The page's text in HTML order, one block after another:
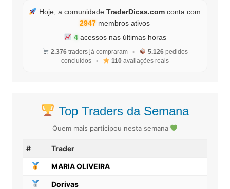
Hoje, a comunidadeTraderDicas.com conta com
2947 membros ativos
4acessos nas últimas horas
2.376traders já compraram • 5.126pedidos
concluídos
• 110avaliações reais
Top Traders da Semana
Quem mais participou nesta semana
# Trader
MARIA OLIVEIRA
Dorivas